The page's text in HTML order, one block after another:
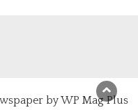
by WP Mag Plus